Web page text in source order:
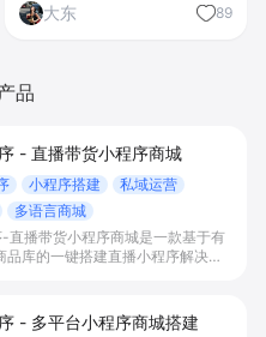
大东
89
品
- 直播带货小程序商城
小程序搭建
私域运营
多语言商城
直播带货小程序商城是一款基于有
品库的一键搭建直播小程序解决方
沉淀私域会员并提升转化与复购。
- 多平台小程序商城搭建